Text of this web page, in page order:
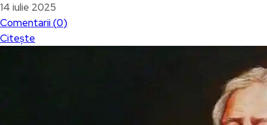
14 iulie 2025
Comentarii (0)
Citește